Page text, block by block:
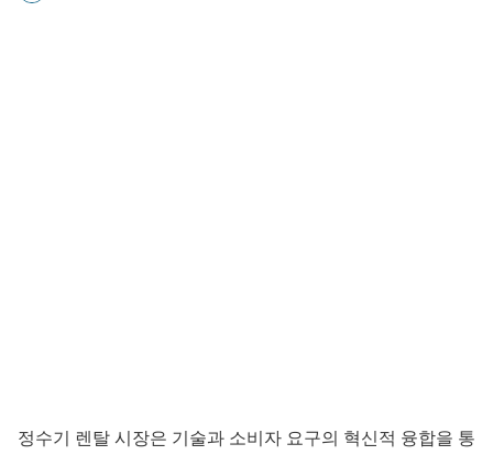
정수기 렌탈시장은 기술과 소비자 요구의 혁신적 융합을 통